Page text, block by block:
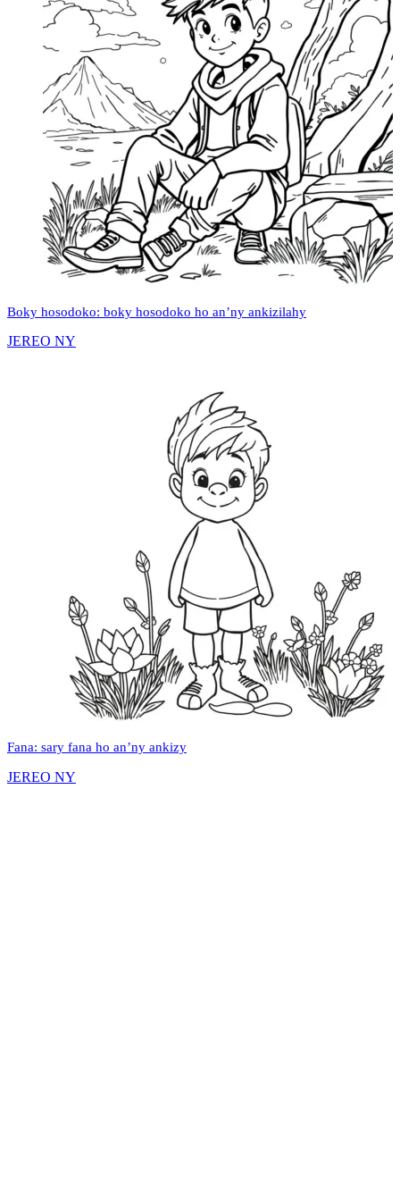
Boky hosodoko: boky hosodoko ho an’ny ankizilahy
JEREO NY
Fana: sary fana ho an’ny ankizy
JEREO NY